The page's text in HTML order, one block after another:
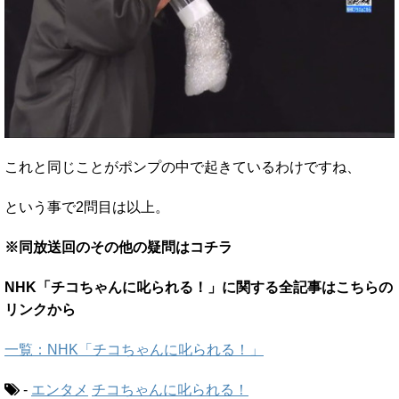
これと同じことがポンプの中で起きているわけですね、
という事で2問目は以上。
※同放送回のその他の疑問はコチラ
NHK「チコちゃんに叱られる！」に関する全記事はこちらの
リンクから
一覧：NHK「チコちゃんに叱られる！」
- エンタメ チコちゃんに叱られる！